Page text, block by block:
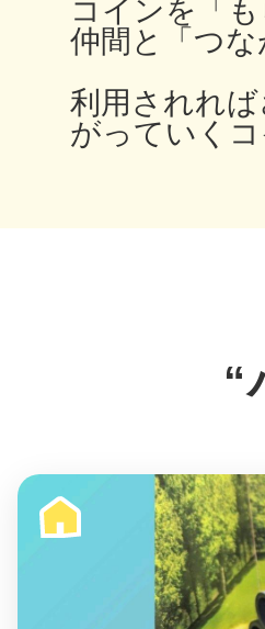
コインを「
仲間と「つ
利用されれ
がっていくコ
“